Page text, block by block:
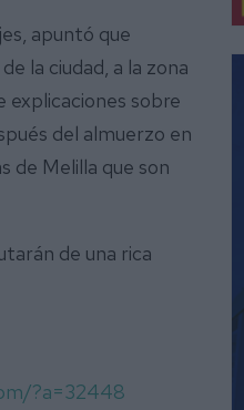
apuntó que
la ciudad, a la zona
explicaciones sobre
del almuerzo en
de Melilla que son
de una rica
?a=32448